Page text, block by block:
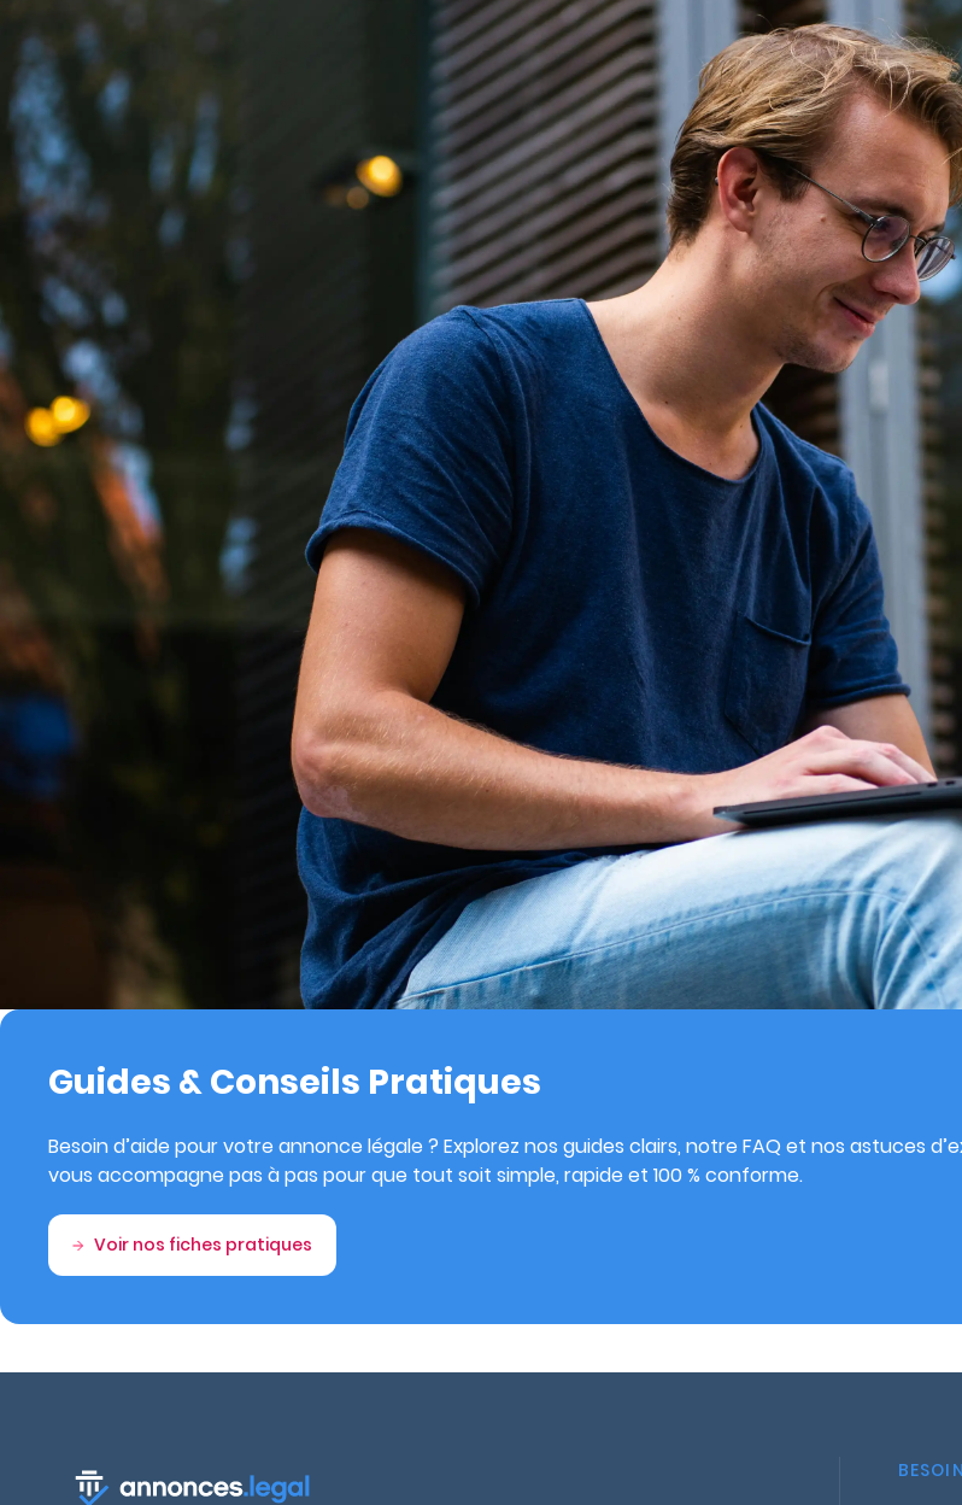
Guides & Conseils Pratiques
Besoin d’aide pour votre annonce légale ? Explorez nos guides clairs, notre FAQ et nos astuces
vous accompagne pas à pas pour que tout soit simple, rapide et 100 % conforme.
Voir nos fiches pratiques